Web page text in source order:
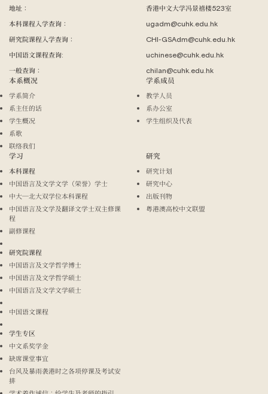
地址：
香港中文大学冯景禧楼523室
本科课程入学查询：
ugadm@cuhk.edu.hk
研究院课程入学查询：
CHI-GSAdm@cuhk.edu.hk
中国语文课程查询:
uchinese@cuhk.edu.hk
一般查询：
chilan@cuhk.edu.hk
本系概况
学系简介
系主任的话
学生概况
系歌
联络我们
学系成员
教学人员
系办公室
学生组织及代表
学习
本科课程
中国语言及文学文学（荣誉）学士
中大─北大双学位本科课程
中国语言及文学及翻译文学士双主修课
程
副修课程
研究院课程
中国语言及文学哲学博士
中国语言及文学哲学硕士
中国语言及文学文学硕士
中国语文课程
学生专区
中文系奖学金
缺席课堂事宜
台风及暴雨袭港时之各项停课及考试安
排
研究
研究计划
研究中心
出版刊物
粤港澳高校中文联盟